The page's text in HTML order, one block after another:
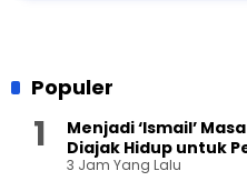
Populer
Menjadi ‘Ismail’
Diajak Hidup untuk
3 Jam Yang Lalu